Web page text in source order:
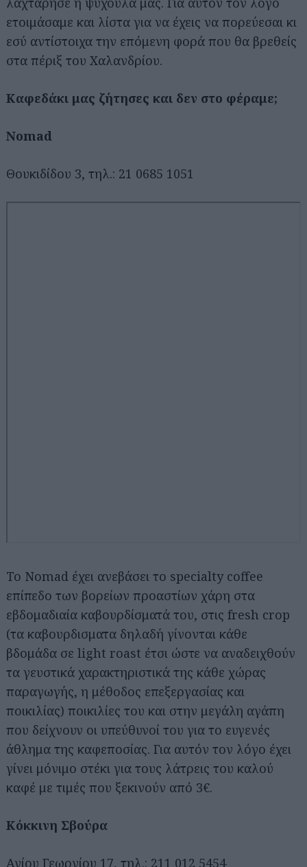
ετοιμάσαμε και λίστα για να έχεις να πορεύεσαι κι
εσύ αντίστοιχα την επόμενη φορά που θα βρεθείς
στα πέριξ του Χαλανδρίου.
Καφεδάκι μας ζήτησες και δεν στο φέραμε;
Nomad
Θουκιδίδου 3, τηλ.: 21 0685 1051
Το Nomad έχει ανεβάσει το specialty coffee
επίπεδο των βορείων προαστίων χάρη στα
εβδομαδιαία καβουρδίσματά του, στις fresh crop
(τα καβουρδισματα δηλαδή γίνονται κάθε
βδομάδα σε light roast έτσι ώστε να αναδειχθούν
τα γευστικά χαρακτηριστικά της κάθε χώρας
παραγωγής, η μέθοδος επεξεργασίας και
ποικιλίας) ποικιλίες του και στην μεγάλη αγάπη
που δείχνουν οι υπεύθυνοί του για το ευγενές
άθλημα της καφεποσίας. Για αυτόν τον λόγο έχει
γίνει μόνιμο στέκι για τους λάτρεις του καλού
καφέ με τιμές που ξεκινούν από 3€.
Κόκκινη Σβούρα
Αγίου Γεωργίου 17, τηλ.: 211 012 5454